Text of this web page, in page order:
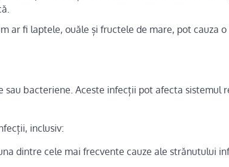
ar fi laptele, ouăle și fructele de mare, pot cauza
bacteriene. Aceste infecții pot afecta sistemul
inclusiv:
dintre cele mai frecvente cauze ale strănutului